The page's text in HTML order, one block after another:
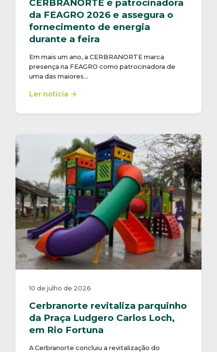
CERBRANORTE é patrocinadora
da FEAGRO 2026 e assegura o
fornecimento de energia
durante a feira
Em mais um ano, a CERBRANORTE marca
presença na FEAGRO como patrocinadora de
uma das maiores…
Ler notícia →
10 de julho de 2026
Cerbranorte revitaliza parquinho
da Praça Ludgero Carlos Loch,
em Rio Fortuna
A Cerbranorte concluiu a revitalização do